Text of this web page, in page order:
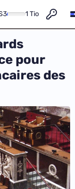
1 Tio
pour
des